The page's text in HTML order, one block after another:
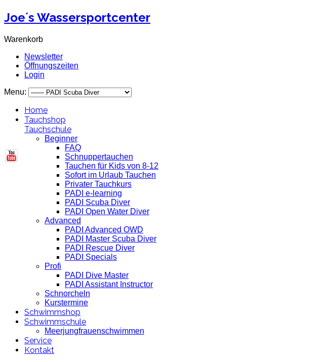
Joe´s Wassersportcenter
Warenkorb
Newsletter
Öffnungszeiten
Login
Menu:
Home
Tauchshop
Tauchschule
Beginner
FAQ
Schnuppertauchen
Tauchen für Kids von 8-12
Sofort im Urlaub Tauchen
Privater Tauchkurs
PADI e-learning
PADI Scuba Diver
PADI Open Water Diver
Advanced
PADI Advanced OWD
PADI Master Scuba Diver
PADI Rescue Diver
PADI Specials
Profi
PADI Dive Master
PADI Assistant Instructor
Schnorcheln
Kurstermine
Schwimmshop
Schwimmschule
Meerjungfrauenschwimmen
Service
Kontakt